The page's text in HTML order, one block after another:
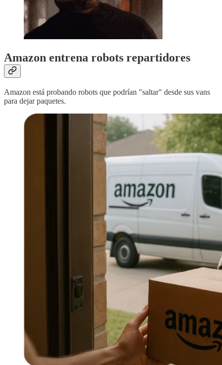
Amazon entrena robots repartidores
Amazon está probando robots que podrían "saltar" desde sus vans
para dejar paquetes.